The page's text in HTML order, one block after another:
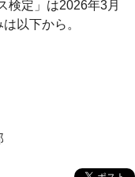
検定」は2026年3月
以下から。